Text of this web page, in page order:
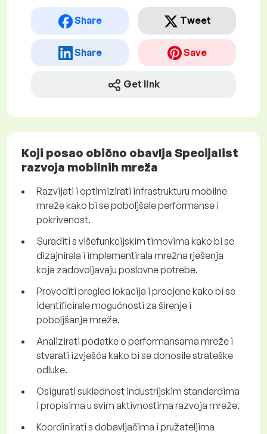
Share Tweet
Share Save
Get link
Koji posao obično obavlja Specijalist
razvoja mobilnih mreža
Razvijati i optimizirati infrastrukturu mobilne
mreže kako bi se poboljšale performanse i
pokrivenost.
Suraditi s višefunkcijskim timovima kako bi se
dizajnirala i implementirala mrežna rješenja
koja zadovoljavaju poslovne potrebe.
Provoditi pregled lokacija i procjene kako bi se
identificirale mogućnosti za širenje i
poboljšanje mreže.
Analizirati podatke o performansama mreže i
stvarati izvješća kako bi se donosile strateške
odluke.
Osigurati sukladnost industrijskim standardima
i propisima u svim aktivnostima razvoja mreže.
Koordinirati s dobavljačima i pružateljima